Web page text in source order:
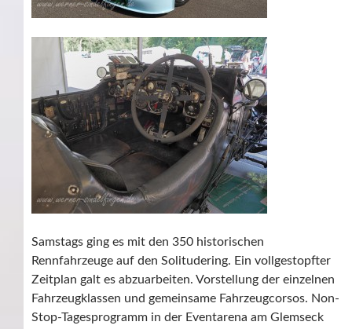
Samstags ging es mit den 350 historischen
Rennfahrzeuge auf den Solitudering. Ein vollgestopfter
Zeitplan galt es abzuarbeiten. Vorstellung der einzelnen
Fahrzeugklassen und gemeinsame Fahrzeugcorsos. Non-
Stop-Tagesprogramm in der Eventarena am Glemseck